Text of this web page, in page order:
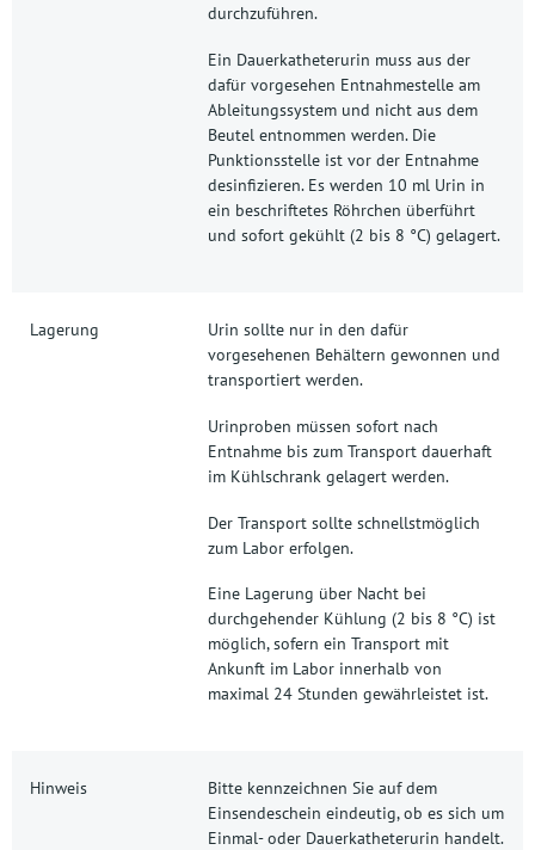
durchzuführen.
Ein Dauerkatheterurin muss aus der
dafür vorgesehen Entnahmestelle am
Ableitungssystem und nicht aus dem
Beutel entnommen werden. Die
Punktionsstelle ist vor der Entnahme
desinfizieren. Es werden 10 ml Urin in
ein beschriftetes Röhrchen überführt
und sofort gekühlt (2 bis 8 °C) gelagert.
Lagerung
Urin sollte nur in den dafür
vorgesehenen Behältern gewonnen und
transportiert werden.
Urinproben müssen sofort nach
Entnahme bis zum Transport dauerhaft
im Kühlschrank gelagert werden.
Der Transport sollte schnellstmöglich
zum Labor erfolgen.
Eine Lagerung über Nacht bei
durchgehender Kühlung (2 bis 8 °C) ist
möglich, sofern ein Transport mit
Ankunft im Labor innerhalb von
maximal 24 Stunden gewährleistet ist.
Hinweis
Bitte kennzeichnen Sie auf dem
Einsendeschein eindeutig, ob es sich um
Einmal- oder Dauerkatheterurin handelt.